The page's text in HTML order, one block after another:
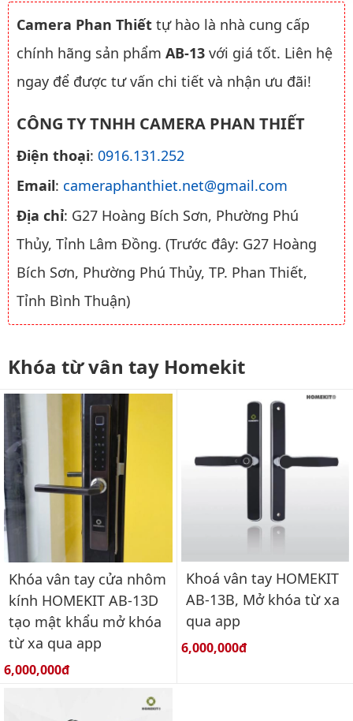
Camera Phan Thiết tự hào là nhà cung cấp
chính hãng sản phẩm AB-13 với giá tốt. Liên hệ
ngay để được tư vấn chi tiết và nhận ưu đãi!
CÔNG TY TNHH CAMERA PHAN THIẾT
Điện thoại: 0916.131.252
Email: cameraphanthiet.net@gmail.com
Địa chỉ: G27 Hoàng Bích Sơn, Phường Phú
Thủy, Tỉnh Lâm Đồng. (Trước đây: G27 Hoàng
Bích Sơn, Phường Phú Thủy, TP. Phan Thiết,
Tỉnh Bình Thuận)
Khóa từ vân tay Homekit
Khóa vân tay cửa nhôm
kính HOMEKIT AB-13D
tạo mật khẩu mở khóa
từ xa qua app
Giá bán:
6,000,000đ
Khoá vân tay HOMEKIT
AB-13B, Mở khóa từ xa
qua app
Giá bán:
6,000,000đ